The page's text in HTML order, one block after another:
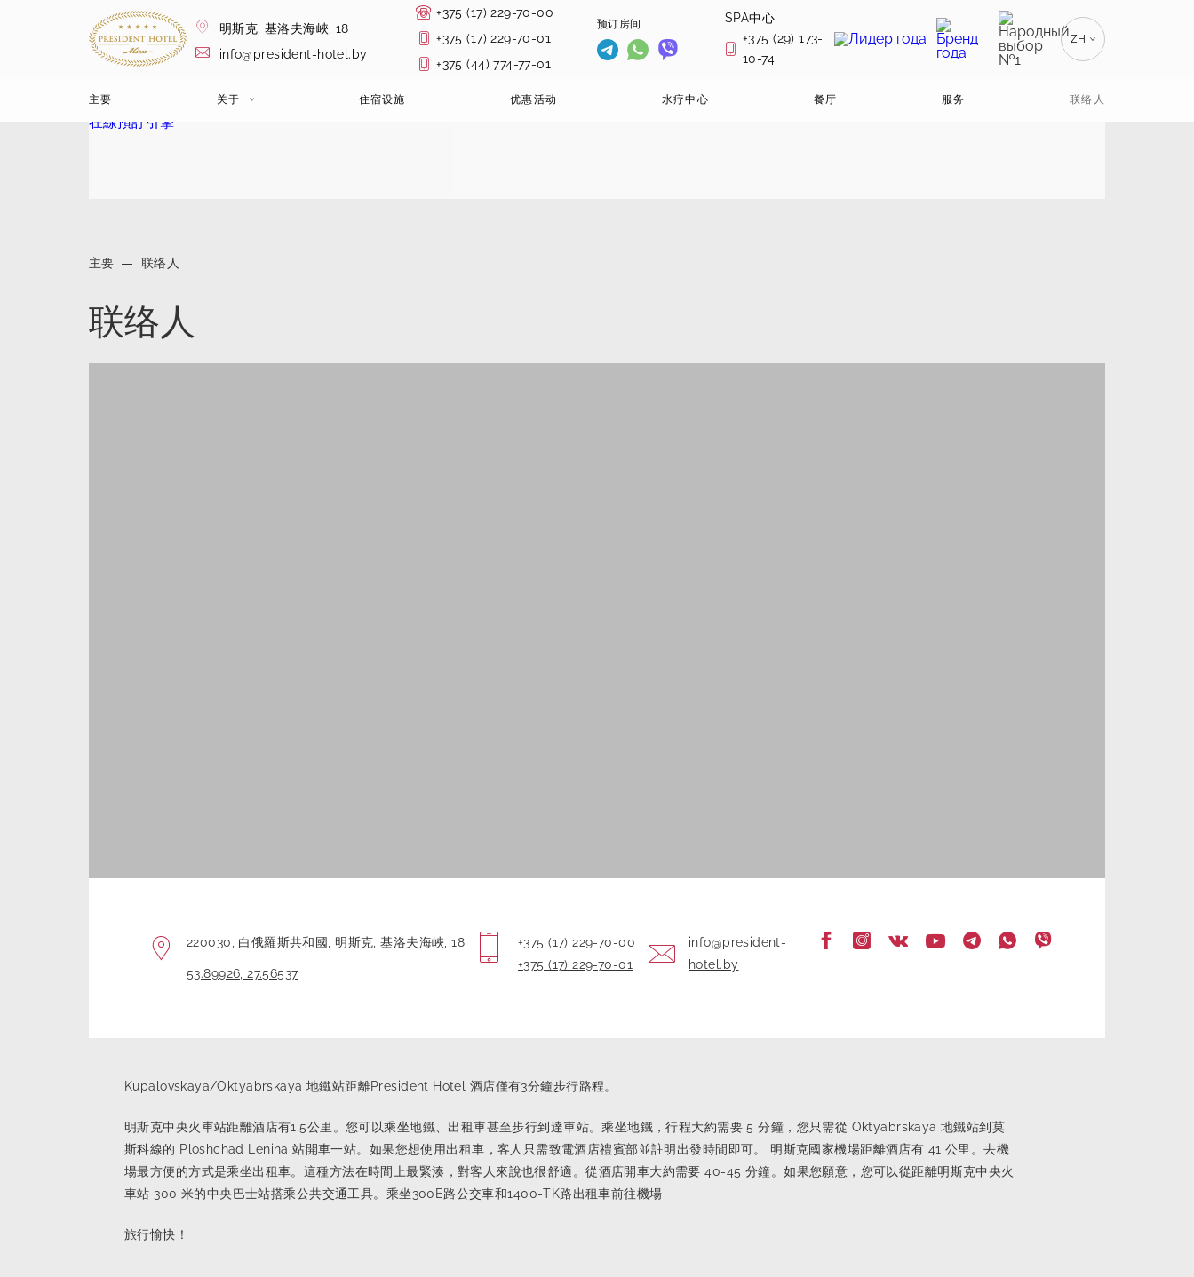
明斯克, 基洛夫海峽, 18
info@president-hotel.by
+375 (17) 229-70-00
+375 (17) 229-70-01
+375 (44) 774-77-01
预订房间
SPA中心
+375 (29) 173-
10-74
ZH
РУССКИЙ
主要 关于 住宿设施 优惠活动 水疗中心 餐厅 服务 联络人
在線預訂引擎
主要 联络人
联络人
Гостиница в Минске
地址:
220030, 白俄羅斯共和國, 明斯克, 基洛夫海峽, 18
坐標:
53.89926, 27.56537
+375 (17) 229-70-00
+375 (17) 229-70-01
info@president-
hotel.by
到那裡怎麼走
Kupalovskaya/Oktyabrskaya 地鐵站距離President Hotel 酒店僅有3分鐘步行路程。
明斯克中央火車站距離酒店有1.5公里。您可以乘坐地鐵、出租車甚至步行到達車站。乘坐地鐵，行程大約需要 5 分鐘，您只需從 Oktyabrskaya 地鐵站到莫
斯科線的 Ploshchad Lenina 站開車一站。如果您想使用出租車，客人只需致電酒店禮賓部並註明出發時間即可。 明斯克國家機場距離酒店有 41 公里。去機
場最方便的方式是乘坐出租車。這種方法在時間上最緊湊，對客人來說也很舒適。從酒店開車大約需要 40-45 分鐘。如果您願意，您可以從距離明斯克中央火
車站 300 米的中央巴士站搭乘公共交通工具。乘坐300E路公交車和1400-TK路出租車前往機場
旅行愉快！